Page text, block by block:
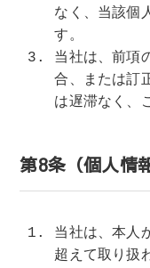
なく、当該個
す。
当社は、前項
合、または訂
は遅滞なく、
第8条（個人情
当社は、本人
超えて取り扱